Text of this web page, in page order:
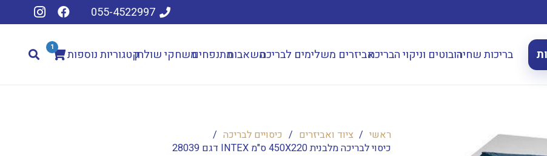
055-4522997
בריכות שחיהרובוטים וניקוי הבריכהאביזרים משלימים לבריכהמשאבותמתנפחיםמשחקי שולחןקטגוריות נוספות 1
ראשי / ציוד ואביזרים / כיסויים לבריכה /
כיסוי לבריכה מלבנית 450X220 ס"מ INTEX דגם 28039